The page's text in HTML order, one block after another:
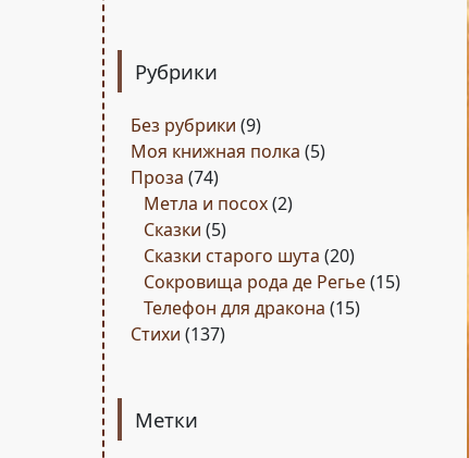
Рубрики
Без рубрики (9)
Моя книжная полка (5)
Проза (74)
Метла и посох(2)
Сказки (5)
Сказки старого шута (20)
Сокровища рода де Регье(15)
Телефон для дракона (15)
Стихи (137)
Метки